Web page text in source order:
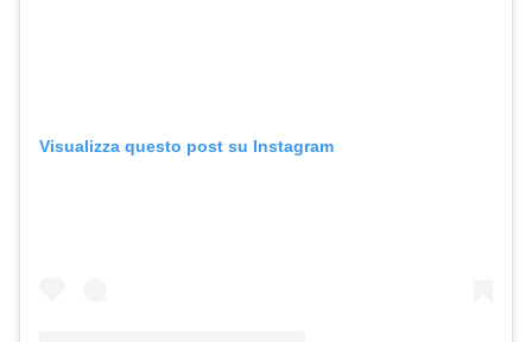
Visualizza questo post su Instagram